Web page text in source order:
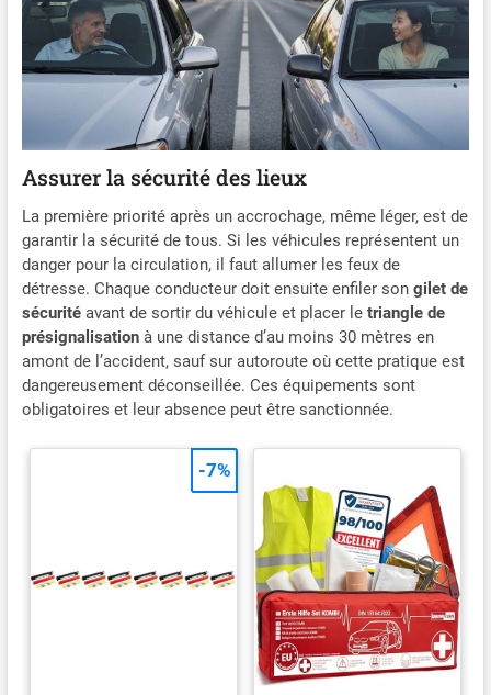
Assurer la sécurité des lieux
La première priorité après un accrochage, même léger, est de
garantir la sécurité de tous. Si les véhicules représentent un
danger pour la circulation, il faut allumer les feux de
détresse. Chaque conducteur doit ensuite enfiler son gilet de
sécuritéavant de sortir du véhicule et placer le triangle de
présignalisationà une distance d’au moins 30 mètres en
amont de l’accident, sauf sur autoroute où cette pratique est
dangereusement déconseillée. Ces équipements sont
obligatoires et leur absence peut être sanctionnée.
-7%